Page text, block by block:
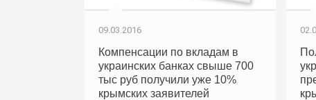
09.03.2016
Компенсации по вкладам в
украинских банках свыше 700
тыс руб получили уже 10%
крымских заявителей